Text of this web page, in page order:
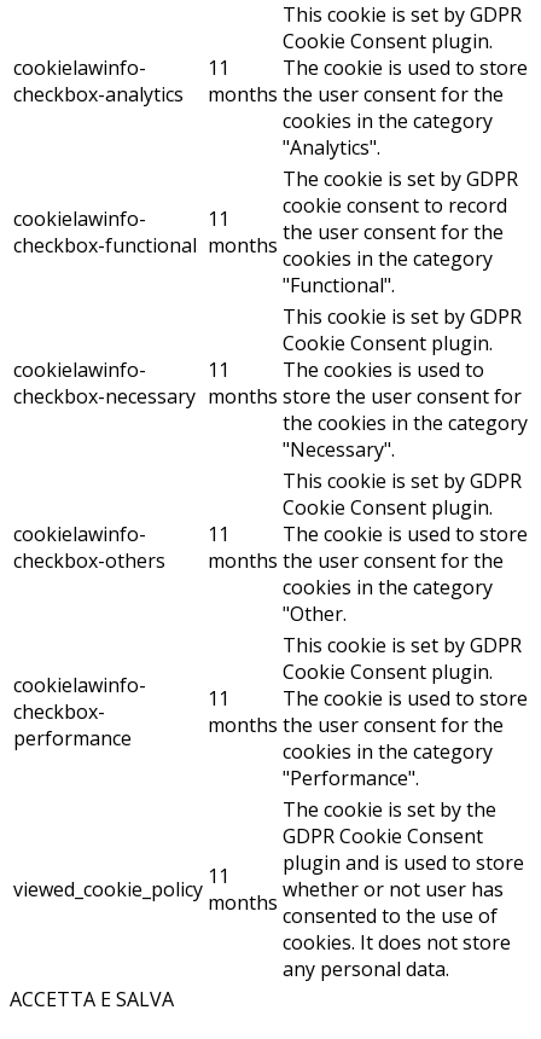
cookielawinfo-
checkbox-analytics
11
months
This cookie is set by GDPR
Cookie Consent plugin.
The cookie is used to store
the user consent for the
cookies in the category
"Analytics".
cookielawinfo-
checkbox-functional
11
months
The cookie is set by GDPR
cookie consent to record
the user consent for the
cookies in the category
"Functional".
cookielawinfo-
checkbox-necessary
11
months
This cookie is set by GDPR
Cookie Consent plugin.
The cookies is used to
store the user consent for
the cookies in the category
"Necessary".
cookielawinfo-
checkbox-others
11
months
This cookie is set by GDPR
Cookie Consent plugin.
The cookie is used to store
the user consent for the
cookies in the category
"Other.
cookielawinfo-
checkbox-
performance
11
months
This cookie is set by GDPR
Cookie Consent plugin.
The cookie is used to store
the user consent for the
cookies in the category
"Performance".
viewed_cookie_policy 11
months
The cookie is set by the
GDPR Cookie Consent
plugin and is used to store
whether or not user has
consented to the use of
cookies. It does not store
any personal data.
ACCETTA E SALVA